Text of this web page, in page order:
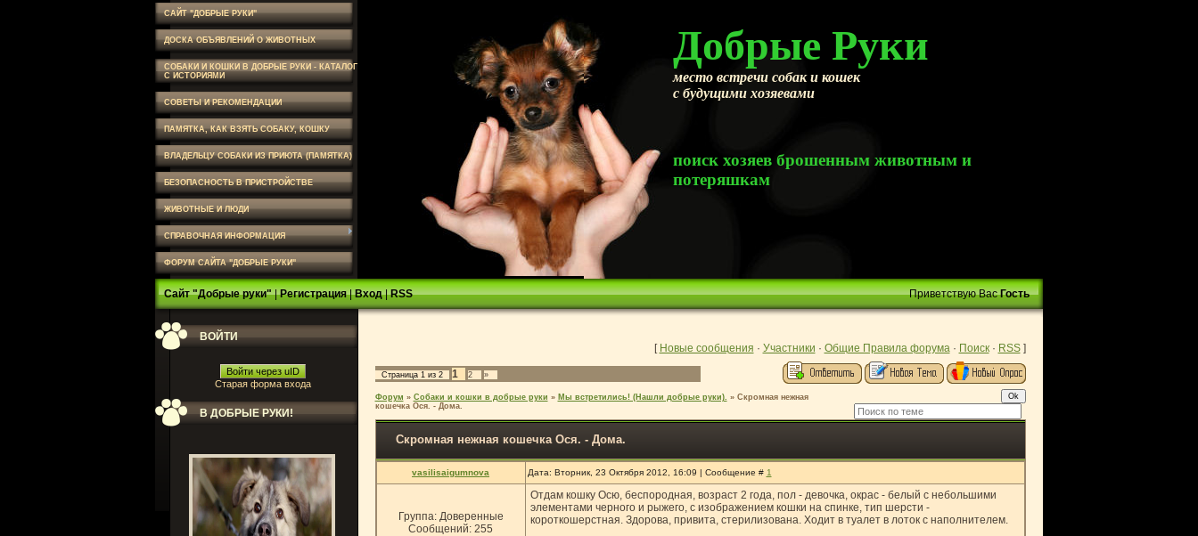
САЙТ "ДОБРЫЕ РУКИ"
ДОСКА ОБЪЯВЛЕНИЙ О ЖИВОТНЫХ
СОБАКИ И КОШКИ В ДОБРЫЕ РУКИ - КАТАЛОГ
С ИСТОРИЯМИ
СОВЕТЫ И РЕКОМЕНДАЦИИ
ПАМЯТКА, КАК ВЗЯТЬ СОБАКУ, КОШКУ
ВЛАДЕЛЬЦУ СОБАКИ ИЗ ПРИЮТА (ПАМЯТКА)
БЕЗОПАСНОСТЬ В ПРИСТРОЙСТВЕ
ЖИВОТНЫЕ И ЛЮДИ
СПРАВОЧНАЯ ИНФОРМАЦИЯ
ФОРУМ САЙТА "ДОБРЫЕ РУКИ"
Добрые Руки
место встречи собак и кошек
с будущими хозяевами
поиск хозяев брошенным животным и
потеряшкам
Сайт "Добрые руки"|Регистрация|Вход|RSS Приветствую Вас Гость
ВОЙТИ
Войти через uID
Старая форма входа
В ДОБРЫЕ РУКИ!
[ Новые сообщения · Участники · Общие Правила форума· Поиск· RSS]
Страница 1из 2 1 2 »
Форум » Собаки и кошки в добрые руки » Мы встретились! (Нашли добрые руки). » Скромная нежная
кошечка Ося. - Дома.
Скромная нежная кошечка Ося. - Дома.
vasilisaigumnova Дата: Вторник, 23 Октября 2012, 16:09 | Сообщение # 1
Группа: Доверенные
Сообщений: 255
Отдам кошку Осю, беспородная, возраст 2 года, пол - девочка, окрас - белый с небольшими
элементами черного и рыжего, с изображением кошки на спинке, тип шерсти -
короткошерстная. Здорова, привита, стерилизована. Ходит в туалет в лоток с наполнителем.